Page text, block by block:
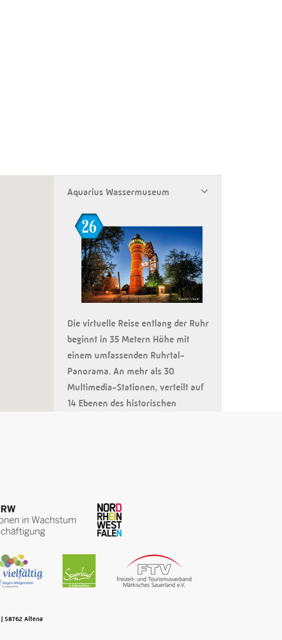
Aquarius Wassermuseum
Die virtuelle Reise entlang der Ruhr
beginnt in 35 Metern Höhe mit
einem umfassenden Ruhrtal-
Panorama. An mehr als 30
Multimedia-Stationen, verteilt auf
14 Ebenen des historischen
Wasserreservoir Sauerland bis
heute nicht denkbar ist …
Weiterlesen
58762 Altena